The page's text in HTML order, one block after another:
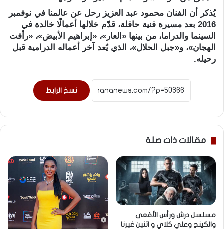
يُذكر أن الفنان محمود عبد العزيز رحل عن عالمنا في نوفمبر
2016 بعد مسيرة فنية حافلة، قدّم خلالها أعمالًا خالدة في
السينما والدراما، من بينها «العار»، «إبراهيم الأبيض»، «رأفت
الهجان»، و«جبل الحلال»، الذي يُعد آخر أعماله الدرامية قبل
رحيله.
نسخ الرابط
مقالات ذات صلة
مسلسل درش ورأس الأفعى
والكينج وعلي كلاي و اتنين غيرنا